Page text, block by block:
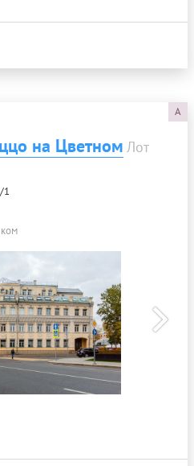
A
на Цветном Лот
1